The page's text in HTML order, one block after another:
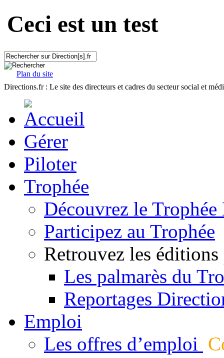
Ceci est un test
Plan du site
Directions.fr : Le site des directeurs et cadres du secteur social et
Gérer
Piloter
Trophée
Découvrez le
Participez au Trophée
Retrouvez les éditions
Les palmarès du
Reportages
Emploi
Les offres d’emploi